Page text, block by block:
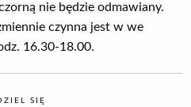
nie będzie odmawiany.
czynna jest w we
16.30-18.00.
SIĘ